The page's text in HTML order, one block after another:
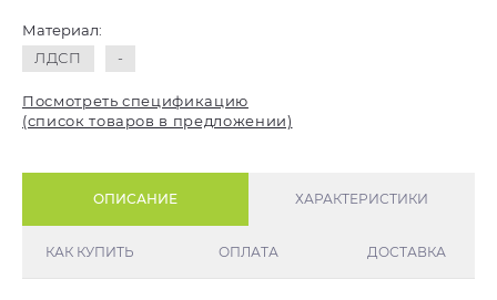
Материал:
ЛДСП
-
Посмотреть спецификацию
(список товаров в предложении)
ОПИСАНИЕ ХАРАКТЕРИСТИКИ
КАК КУПИТЬ ОПЛАТА ДОСТАВКА